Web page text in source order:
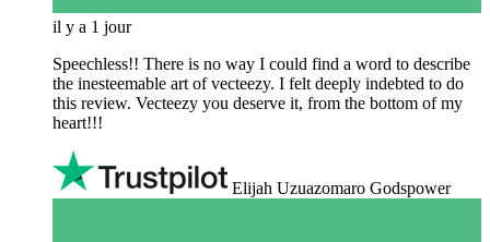
il y a 1 jour
Speechless!! There is no way I could find a word to describe
the inesteemable art of vecteezy. I felt deeply indebted to do
this review. Vecteezy you deserve it, from the bottom of my
heart!!!
Elijah Uzuazomaro Godspower